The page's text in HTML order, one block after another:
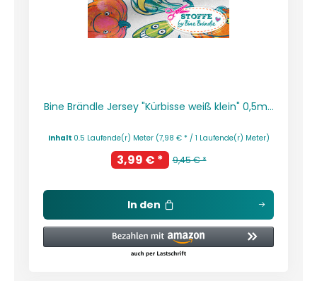
Bine Brändle Jersey "Kürbisse weiß klein" 0,5m...
Inhalt 0.5 Laufende(r) Meter (7,98 € * / 1 Laufende(r) Meter)
9,45 € *
3,99 € *
In den